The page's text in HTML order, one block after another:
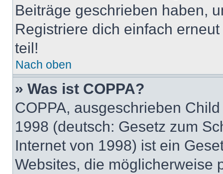
Beiträge geschrieben haben,
Registriere dich einfach
teil!
Nach oben
» Was ist COPPA?
COPPA, ausgeschrieben
1998 (deutsch: Gesetz zum
Internet von 1998) ist ein
Websites, die möglicherweise